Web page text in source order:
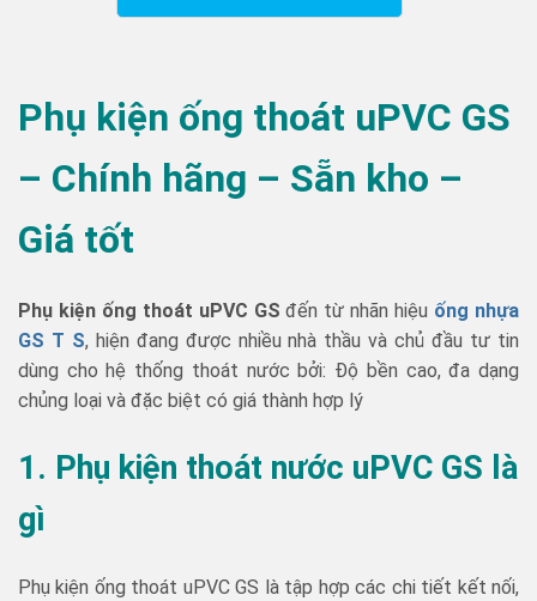
Phụ kiện ống thoát uPVC GS
– Chính hãng – Sẵn kho –
Giá tốt
Phụ kiện ống thoát uPVC GS đến từ nhãn hiệu ống nhựa
GS T S, hiện đang được nhiều nhà thầu và chủ đầu tư tin
dùng cho hệ thống thoát nước bởi: Độ bền cao, đa dạng
chủng loại và đặc biệt có giá thành hợp lý
1. Phụ kiện thoát nước uPVC GS là
gì
Phụ kiện ống thoát uPVC GS là tập hợp các chi tiết kết nối,